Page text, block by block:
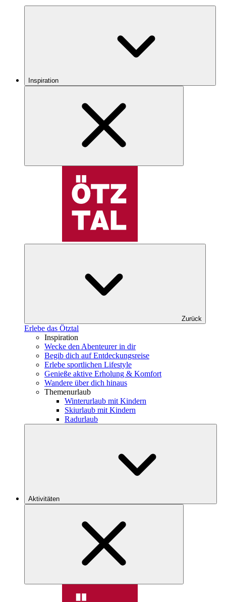
Inspiration
Zurück
Erlebe das Ötztal
Inspiration
Wecke den Abenteurer in dir
Begib dich auf Entdeckungsreise
Erlebe sportlichen Lifestyle
Genieße aktive Erholung & Komfort
Wandere über dich hinaus
Themenurlaub
Winterurlaub mit Kindern
Skiurlaub mit Kindern
Radurlaub
Aktivitäten